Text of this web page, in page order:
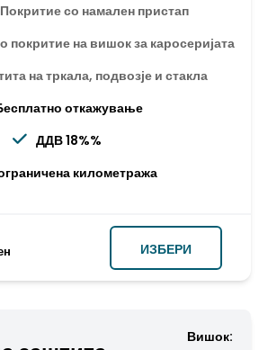
со намален пристап
покритие на вишок за каросеријата
на тркала, подвозје и стакла
откажување
ДДВ 18%%
километража
ИЗБЕРИ
Вишок: